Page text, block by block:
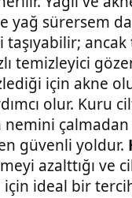
yağ sürersem
taşıyabilir;
temizleyici
için akne
olur. Kuru
güvenli yoldur.
azalttığı ve
için ideal bir